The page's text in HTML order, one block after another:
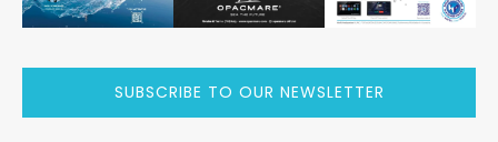
SUBSCRIBE TO OUR NEWSLETTER